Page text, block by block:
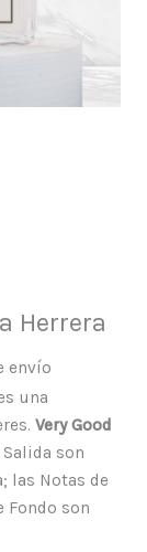
Herrera
envío
una
Very Good
son
las Notas de
Fondo son